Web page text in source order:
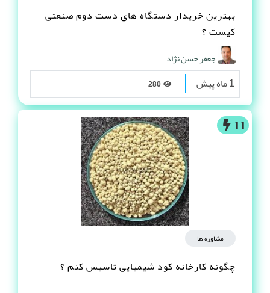
بهترین خریدار دستگاه های دست دوم صنعتی
کیست ؟
جعفر حسن نژاد
1 ماه پیش
11
مشاوره ها
چگونه کارخانه کود شیمیایی تاسیس کنم ؟